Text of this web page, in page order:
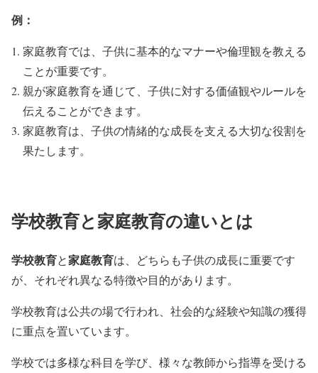
例：
家庭教育では、子供に基本的なマナーや倫理観を教える
ことが重要です。
親が家庭教育を通じて、子供に対する価値観やルールを
伝えることができます。
家庭教育は、子供の情緒的な成長を支える大切な役割を
果たします。
学校教育と家庭教育の違いとは
学校教育と家庭教育は、どちらも子供の成長に重要です
が、それぞれ異なる特徴や目的があります。
学校教育は公共の場で行われ、社会的な経験や知識の獲得
に重点を置いています。
学校では多様な科目を学び、様々な教師から指導を受ける